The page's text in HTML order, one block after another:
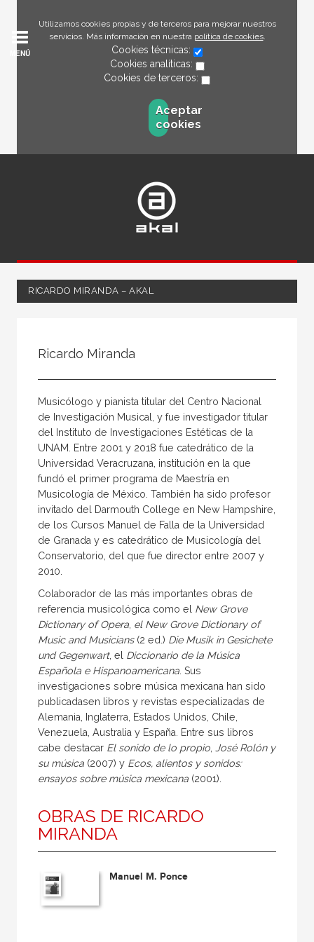
Utilizamos cookies propias y de terceros para mejorar nuestros
servicios. Más información en nuestra política de cookies.
Cookies técnicas:
Cookies analíticas:
Cookies de terceros:
Aceptar
cookies
MENÚ
RICARDO MIRANDA – AKAL
Coordinador
Editor
Editora
Escritor
Escritora
Prologuista
Traductora
Ricardo Miranda
Musicólogo y pianista titular del Centro Nacional
de Investigación Musical, y fue investigador titular
del Instituto de Investigaciones Estéticas de la
UNAM. Entre 2001 y 2018 fue catedrático de la
Universidad Veracruzana, institución en la que
fundó el primer programa de Maestría en
Musicología de México. También ha sido profesor
invitado del Darmouth College en New Hampshire,
de los Cursos Manuel de Falla de la Universidad
de Granada y es catedrático de Musicología del
Conservatorio, del que fue director entre 2007 y
2010.
Colaborador de las más importantes obras de
referencia musicológica como el New Grove
Dictionary of Opera el New Grove Dictionary of
Music and Musicians(2 ed.) Die Musik in Gesichete
und Gegenwart, el Diccionario de la Música
Española e Hispanoamericana . Sus
investigaciones sobre música mexicana han sido
publicadasen libros y revistas especializadas de
Alemania, Inglaterra, Estados Unidos, Chile,
Venezuela, Australia y España. Entre sus libros
cabe destacar El sonido de lo propio
José Rolón y
su música (2007) y Ecos, alientos y sonidos:
ensayos sobre música mexicana (2001).
OBRAS DE RICARDO
MIRANDA
Manuel M. Ponce